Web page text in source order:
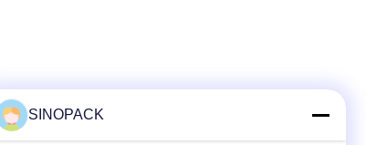
SINOPACK